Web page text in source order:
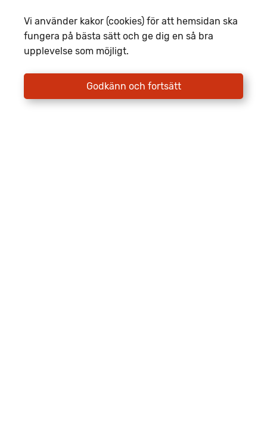
Kontakta
Kampanjer
Hjälpcenter
Trollhättan
Vi använder kakor (cookies) för att hemsidan ska
fungera på bästa sätt och ge dig en så bra
upplevelse som möjligt.
Godkänn och fortsätt